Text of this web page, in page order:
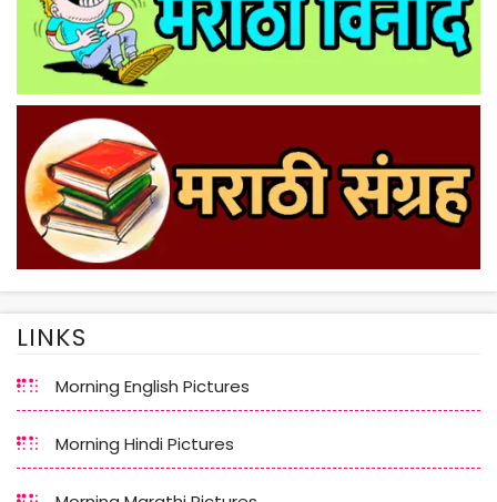
LINKS
Morning English Pictures
Morning Hindi Pictures